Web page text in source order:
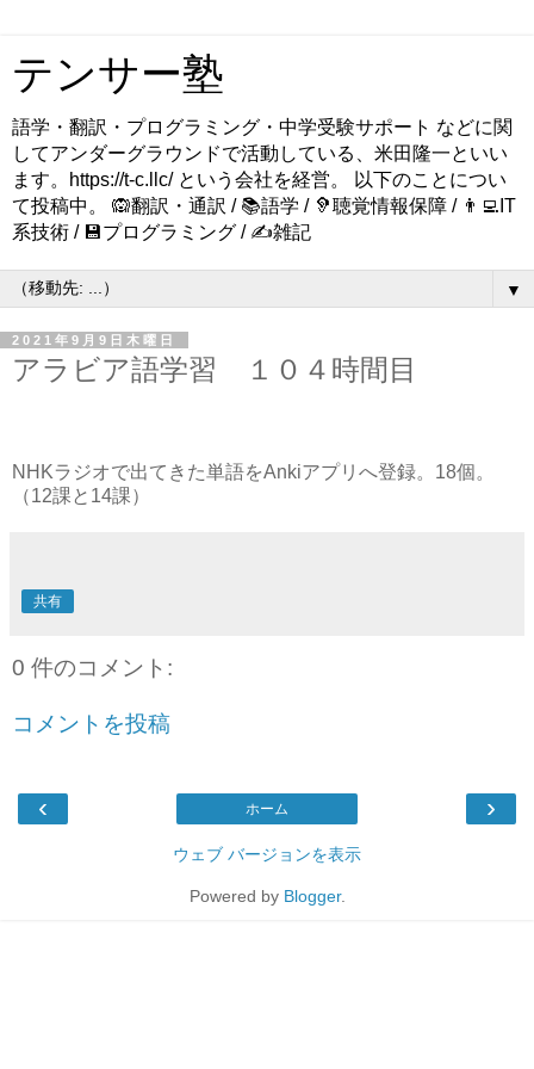
テンサー塾
語学・翻訳・プログラミング・中学受験サポート などに関
してアンダーグラウンドで活動している、米田隆一といい
ます。https://t-c.llc/ という会社を経営。 以下のことについ
て投稿中。 🙉翻訳・通訳 / 📚語学 / 🦻聴覚情報保障 / 👨‍💻IT
系技術 / 💾プログラミング / ✍️雑記
▼
2021年9月9日木曜日
アラビア語学習 １０４時間目
NHKラジオで出てきた単語をAnkiアプリへ登録。18個。
（12課と14課）
共有
0 件のコメント:
コメントを投稿
‹ ›
ホーム
ウェブ バージョンを表示
Powered by Blogger.